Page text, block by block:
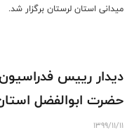
میدانی استان لرستان برگزار شد.
دیدار رییس
حضرت ابوالفضل
1399/11/11